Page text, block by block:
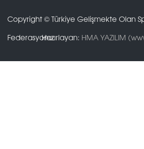
Copyright © Türkiye Gelişmekte Olan
Federasyonu.Hazırlayan: HMA YAZILIM